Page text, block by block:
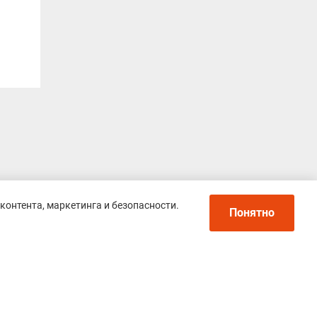
маркетинга и безопасности.
Понятно